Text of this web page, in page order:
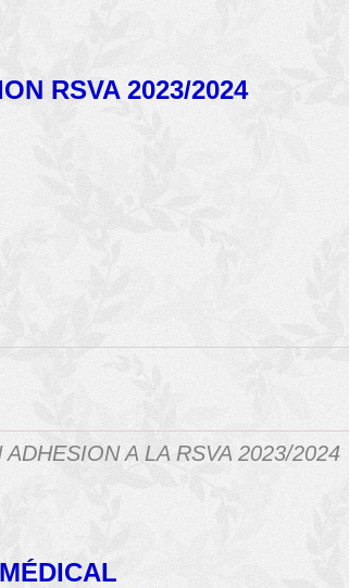
RSVA 2023/2024
A LA RSVA 2023/2024